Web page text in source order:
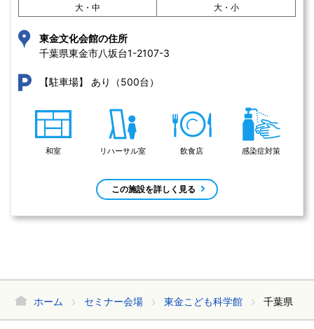
大・中
大・小
東金文化会館の住所
千葉県東金市八坂台1-2107-3
【駐車場】 あり（500台）
和室 リハーサル室 飲食店 感染症対策
この施設を詳しく見る
ホーム セミナー会場 東金こども科学館 千葉県